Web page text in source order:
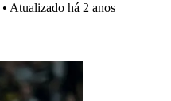
• Atualizado há 2 anos